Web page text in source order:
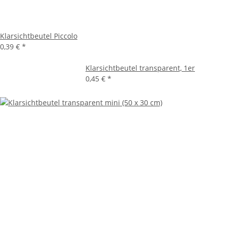
Klarsichtbeutel Piccolo
0,39 € *
Klarsichtbeutel transparent, 1er
0,45 € *